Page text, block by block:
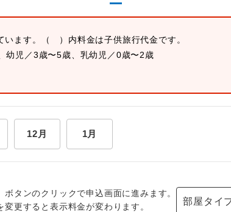
ます。
（ ）内料金は子供旅行代金です。
幼児／3歳〜5歳、乳幼児／0歳〜2歳
12月 1月
ボタンのクリックで申込画面に進みます。
変更すると表示料金が変わります。
部屋タイ